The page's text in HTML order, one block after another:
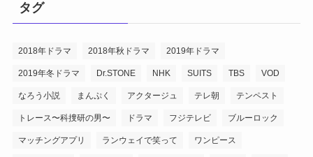
タグ
2018年ドラマ 2018年秋ドラマ 2019年ドラマ
2019年冬ドラマ Dr.STONE NHK SUITS TBS VOD
なろう小説 まんぷく アクタージュ テレ朝 テンペスト
トレース〜科捜研の男〜 ドラマ フジテレビ ブルーロック
マッチングアプリ ランウェイで笑って ワンピース